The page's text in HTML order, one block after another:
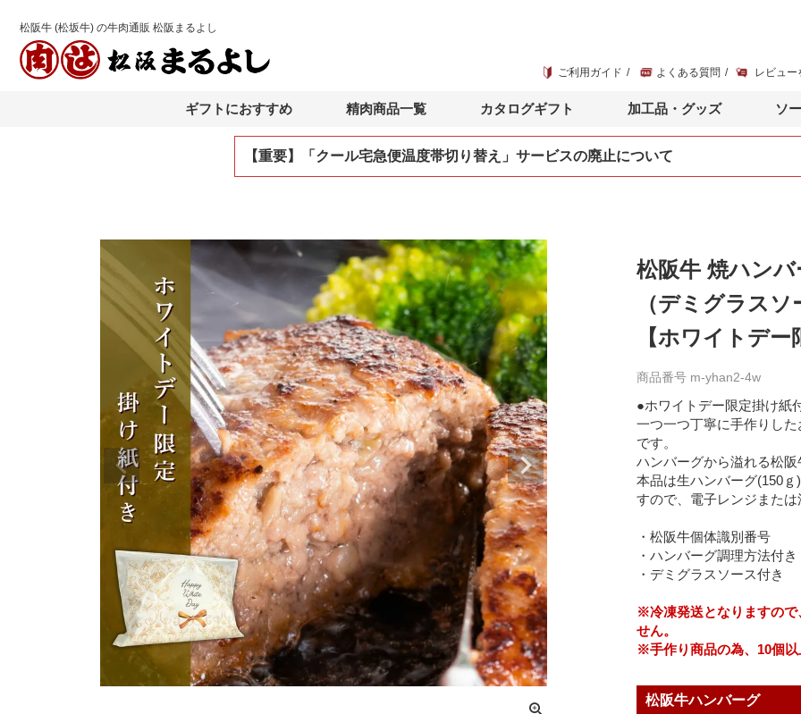
松阪牛 (松坂牛) の牛肉通販 松阪まるよし
ご利用ガイド よくある質問 レビュー
ギフトにおすすめ 精肉商品一覧 カタログギフト 加工品・グッズ ソ
【重要】「クール宅急便温度帯切り替え」サービスの廃止について
松阪牛 焼ハン
（デミグラス
【ホワイトデ
商品番号 m-yhan2-4w
●ホワイトデー限定掛け紙
一つ一つ丁寧に手作りし
です。
ハンバーグから溢れる松
本品は生ハンバーグ(150
すので、電子レンジまた
・松阪牛個体識別番号
・ハンバーグ調理方法付き
・デミグラスソース付き
※冷凍発送となりますので
せん。
※手作り商品の為、10個
松阪牛ハンバーグ